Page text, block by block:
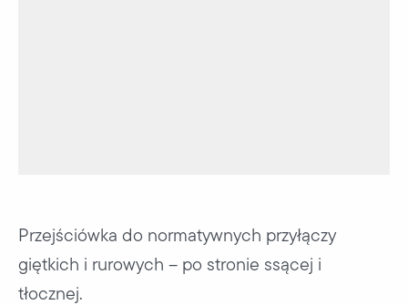
Przejściówka do normatywnych przyłączy
giętkich i rurowych – po stronie ssącej i
tłocznej.